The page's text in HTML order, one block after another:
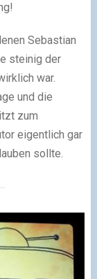
Sebastian
steinig der
war.
und die
zum
eigentlich gar
sollte.